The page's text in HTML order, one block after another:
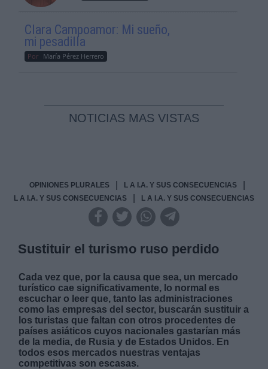
Clara Campoamor: Mi sueño,
mi pesadilla
Por María Pérez Herrero
NOTICIAS MAS VISTAS
OPINIONES PLURALES L A I.A. Y SUS CONSECUENCIAS
L A I.A. Y SUS CONSECUENCIAS L A I.A. Y SUS CONSECUENCIAS
Sustituir el turismo ruso perdido
Cada vez que, por la causa que sea, un mercado
turístico cae significativamente, lo normal es
escuchar o leer que, tanto las administraciones
como las empresas del sector, buscarán sustituir a
los turistas que faltan con otros procedentes de
países asiáticos cuyos nacionales gastarían más
de la media, de Rusia y de Estados Unidos. En
todos esos mercados nuestras ventajas
competitivas son escasas.